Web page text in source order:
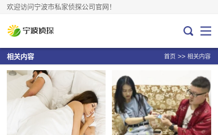
欢迎访问宁波市私家侦探公司官网！
首页 >> 相关内容
相关内容